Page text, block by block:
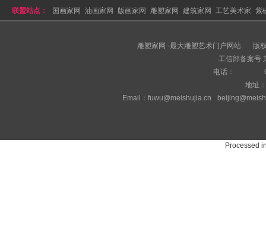
联盟站点： 国画家网 油画家网 版画家网 雕塑家网 建筑家网 工艺美术家 紫
雕塑家网 -最大雕塑艺术门户网站
版
工信部备案号
电话：
地址：
Email：fuwu@meishujia.cn
Processed